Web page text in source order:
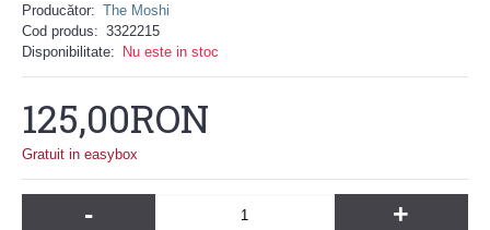
Producător: The Moshi
Cod produs: 3322215
Disponibilitate:
Nu este in stoc
125,00RON
Gratuit in easybox
- +